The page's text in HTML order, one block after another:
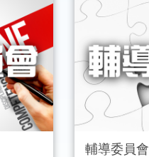
輔導委員會